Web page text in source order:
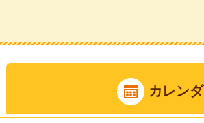
カレン